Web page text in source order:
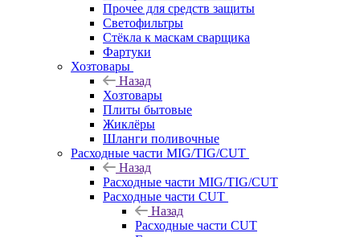
Прочее для средств защиты
Светофильтры
Стёкла к маскам сварщика
Фартуки
Хозтовары
Назад
Хозтовары
Плиты бытовые
Жиклёры
Шланги поливочные
Расходные части MIG/TIG/CUT
Назад
Расходные части MIG/TIG/CUT
Расходные части CUT
Назад
Расходные части CUT